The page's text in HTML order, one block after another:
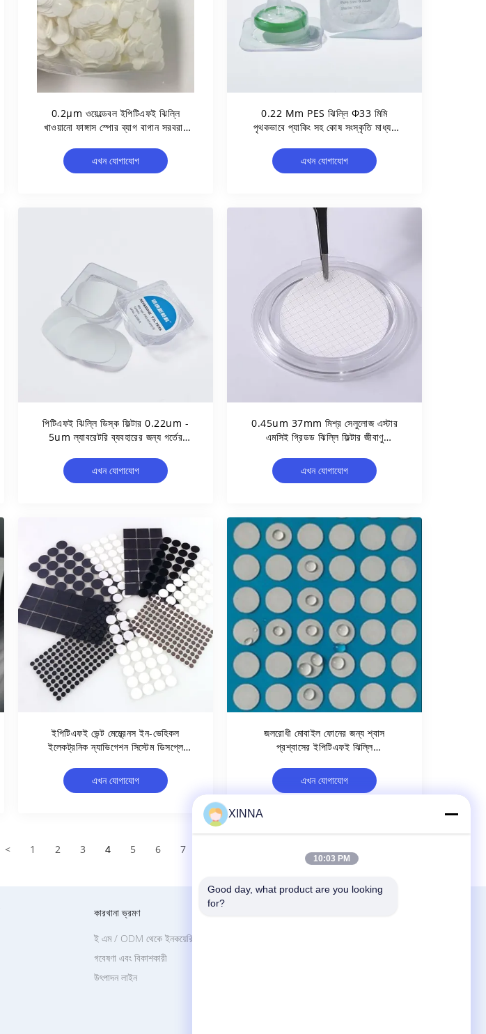
0.2μm ওয়েল্ডেবল ইপিটিএফই ঝিল্লি
খাওয়ানো ফাঙ্গাস স্পোর ব্যাগ বাগান সরবরাহ
এখন যোগাযোগ
0.22 Μm PES ঝিল্লি Φ33 মিমি
পৃথকভাবে প্যাকিং সহ কোষ সংস্কৃতি মাধ্যম
ফিল্টার
এখন যোগাযোগ
পিটিএফই ঝিল্লি ডিস্ক ফিল্টার 0.22um -
5um ল্যাবরেটরি ব্যবহারের জন্য গর্তের
এখন যোগাযোগ
0.45um 37mm মিশ্র সেলুলোজ এস্টার
এমসিই গ্রিডড ঝিল্লি ফিল্টার জীবাণু
এখন যোগাযোগ
ইপিটিএফই ভেন্ট মেম্ব্রেনস ইন-ভেহিকল
ইলেকট্রনিক ন্যাভিগেশন সিস্টেম ডিসপ্লে
এখন যোগাযোগ
জলরোধী মোবাইল ফোনের জন্য শ্বাস
প্রশ্বাসের ইপিটিএফই ঝিল্লি
এখন যোগাযোগ
< 1 2 3 4 5 6 7
কারখানা ভ্রমণ
উৎপাদন লাইন
ই এম / ODM থেকে ইনকয়েরি
গবেষণা এবং বিকাশকারী
XINNA
10:03 PM
Good day, what product are you looking
for?